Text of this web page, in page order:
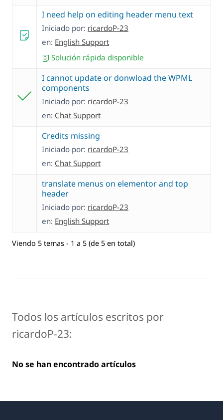
I need help on editing header menu text
Iniciado por: ricardoP-23
en: English Support
Solución rápida disponible
I cannot update or donwload the WPML
components
Iniciado por: ricardoP-23
en: Chat Support
Credits missing
Iniciado por: ricardoP-23
en: Chat Support
translate menus on elementor and top
header
Iniciado por: ricardoP-23
en: English Support
Viendo 5 temas - 1 a 5 (de 5 en total)
Todos los artículos escritos por
ricardoP-23:
No se han encontrado artículos